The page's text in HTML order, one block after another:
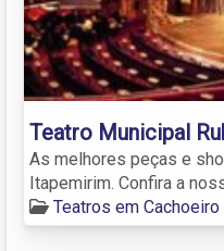
Teatro Municipal
As melhores peças e
Itapemirim. Confira a
Teatros em